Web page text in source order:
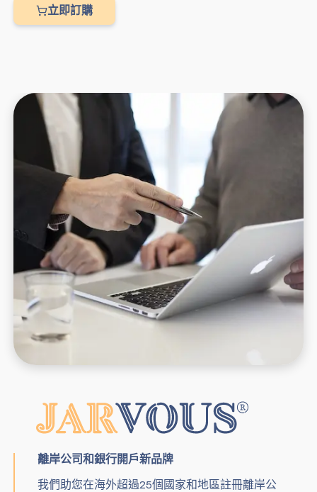
立即訂購
離岸公司和銀行開戶新品牌
我們助您在海外超過25個國家和地區註冊離岸公